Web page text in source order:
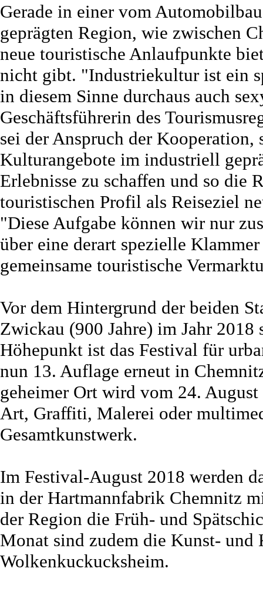
Gerade in einer vom
geprägten Region, wie zwischen
neue touristische Anlaufpunkte
nicht gibt. "Industriekultur ist ein
in diesem Sinne durchaus auch
Geschäftsführerin des
sei der Anspruch der
Kulturangebote im industriell
Erlebnisse zu schaffen und so die
touristischen Profil als Reiseziel
"Diese Aufgabe können wir nur
über eine derart spezielle
gemeinsame touristische
Vor dem Hintergrund der beiden
Zwickau (900 Jahre) im Jahr
Höhepunkt ist das Festival für
nun 13. Auflage erneut in
geheimer Ort wird vom 24.
Art, Graffiti, Malerei oder
Gesamtkunstwerk.
Im Festival-August 2018 werden
in der Hartmannfabrik Chemnitz
der Region die Früh- und
Monat sind zudem die Kunst-
Wolkenkuckucksheim.